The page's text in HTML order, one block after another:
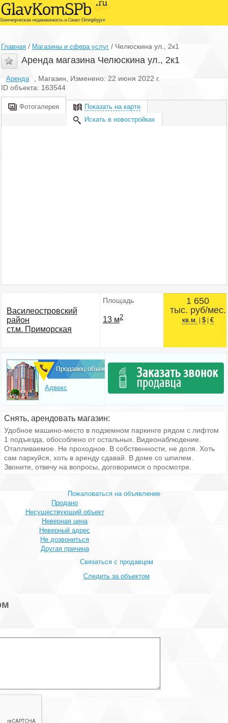
Главная / Магазины и сфера услуг / Челюскина ул., 2к1
Аренда магазина Челюскина ул., 2к1
Аренда
, Магазин, Изменено: 22 июня 2022 г.
ID объекта: 163544
Фотогалерея
Показать на карте
Искать в новостройках
Василеостровский
район
ст.м. Приморская
Площадь
13 м2
1 650
тыс. руб/мес.
кв.м. $| €
Адвекс
Снять, арендовать магазин:
Удобное машино-место в подземном паркинге рядом с лифтом
1 подъезда, обособлено от остальных. Видеонаблюдение.
Отапливаемое. Не проходное. В собственности, не доля. Хоть
сам паркуйся, хоть в аренду сдавай. В доме со шпилем.
Звоните, отвечу на вопросы, договоримся о просмотре.
Пожаловаться на объявление
Продано
Несуществующий объект
Неверная цена
Неверный адрес
Не дозвониться
Другая причина
Связаться с продавцом
Следить за объектом